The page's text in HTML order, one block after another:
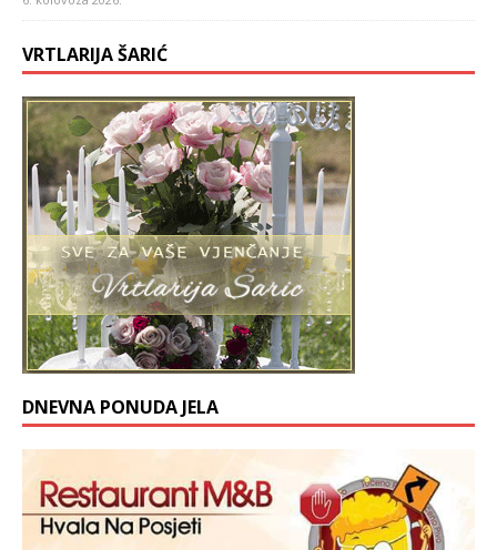
VRTLARIJA ŠARIĆ
DNEVNA PONUDA JELA